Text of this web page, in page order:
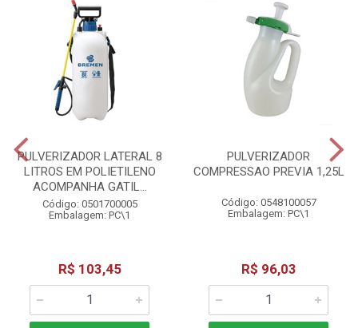
PULVERIZADOR LATERAL 8
LITROS EM POLIETILENO
ACOMPANHA GATIL...
Código: 0501700005
Embalagem: PC\1
R$ 103,45
PULVERIZADOR
COMPRESSAO PREVIA 1,25L
Código: 0548100057
Embalagem: PC\1
R$ 96,03